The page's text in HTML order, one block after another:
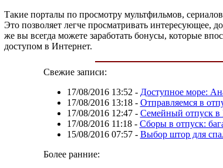
Такие порталы по просмотру мультфильмов,
Это позволяет легче просматривать интересующее,
же вы всегда можете заработать бонусы, которые
доступом в Интернет.
Свежие записи:
17/08/2016 13:52 - Доступное море:
17/08/2016 13:18- Отправляемся в
17/08/2016 12:47- Семейный отпуск в
17/08/2016 11:18- Сборы в отпуск:
15/08/2016 07:57- Выбор штор для
Более ранние: